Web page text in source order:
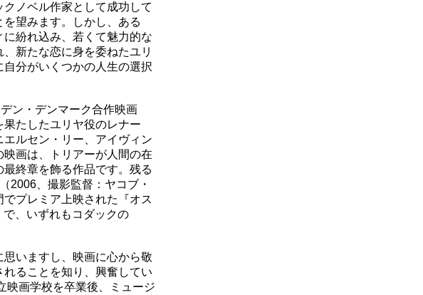
ノベル作家として成功して
望みます。しかし、ある
紛れ込み、若くて魅力的な
新たな恋に身を委ねたユリ
分がいくつかの人生の選択
ン・デンマーク合作映画
果たしたユリヤ役のレナー
ルセン・リー、アイヴィン
画は、トリアーが人間の在
終章を飾る作品です。残る
2006、撮影監督：ヤコブ・
プレミア上映された『オス
、いずれもコダックの
思いますし、映画に心から敬
ることを知り、興奮してい
映画学校を卒業後、ミュージ